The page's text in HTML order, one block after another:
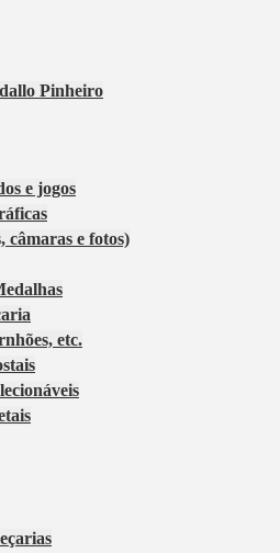
Pinheiro
e jogos
câmaras e fotos)
etc.